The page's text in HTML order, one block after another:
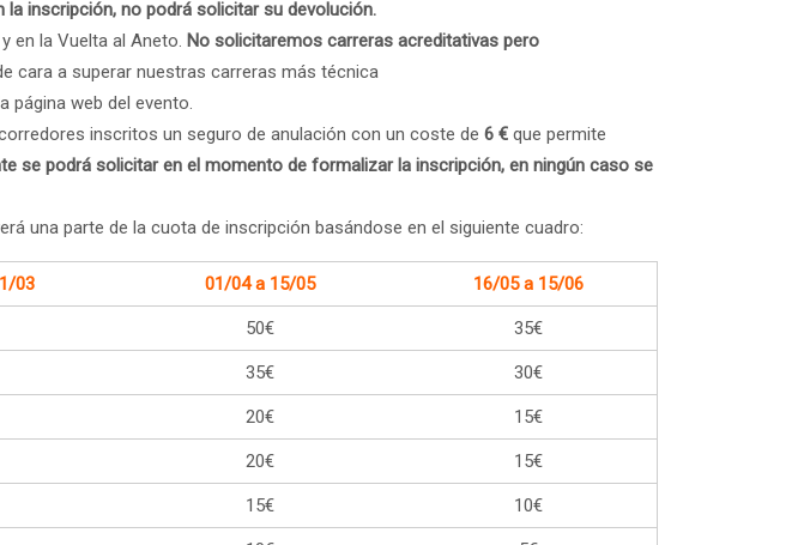
inscripción, no podrá solicitar su devolución.
en la Vuelta al Aneto. No solicitaremos carreras acreditativas pero
cara a superar nuestras carreras más técnica
página web del evento.
inscritos un seguro de anulación con un coste de 6 € que permite
se podrá solicitar en el momento de formalizar la inscripción, en ningún caso se
una parte de la cuota de inscripción basándose en el siguiente cuadro:
03 01/04 a 15/05 16/05 a 15/06
50€ 35€
35€ 30€
20€ 15€
20€ 15€
15€ 10€